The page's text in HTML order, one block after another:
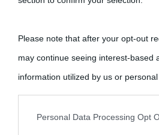
Please note that after your opt-out
may continue seeing interest-based
information utilized by us or
third parties prior to your opt-out.
Personal Data Processing Opt